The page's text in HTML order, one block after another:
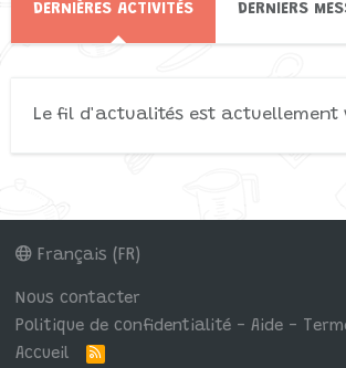
DERNIÈRES ACTIVITÉS DERNIERS
Le fil d'actualités est actuellement
Français (FR)
Nous contacter
Politique de confidentialité - Aide -
Accueil
R